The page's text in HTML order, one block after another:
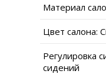
Материал
Цвет салона:
Регулировка
сидений